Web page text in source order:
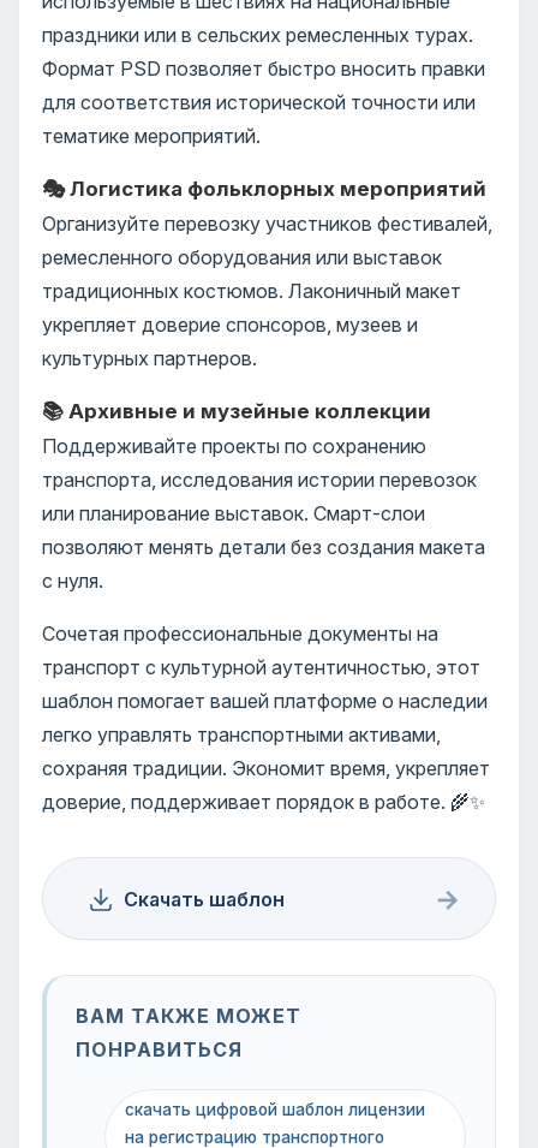
праздники или в сельских ремесленных турах.
Формат PSD позволяет быстро вносить правки
для соответствия исторической точности или
тематике мероприятий.
🎭 Логистика фольклорных мероприятий
Организуйте перевозку участников фестивалей,
ремесленного оборудования или выставок
традиционных костюмов. Лаконичный макет
укрепляет доверие спонсоров, музеев и
культурных партнеров.
📚 Архивные и музейные коллекции
Поддерживайте проекты по сохранению
транспорта, исследования истории перевозок
или планирование выставок. Смарт-слои
позволяют менять детали без создания макета
с нуля.
Сочетая профессиональные документы на
транспорт с культурной аутентичностью, этот
шаблон помогает вашей платформе о наследии
легко управлять транспортными активами,
сохраняя традиции. Экономит время, укрепляет
доверие, поддерживает порядок в работе. 🌾✨
Скачать шаблон →
ВАМ ТАКЖЕ МОЖЕТ
ПОНРАВИТЬСЯ
скачать цифровой шаблон лицензии
на регистрацию транспортного